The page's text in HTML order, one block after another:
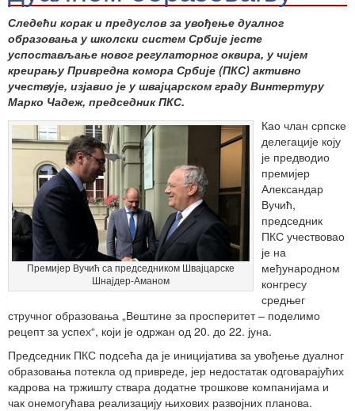
Следећи корак и предуслов за увођење дуалног
образовања у школски систем Србије јесте
успостављање новог регулаторног оквира, у чијем
креирању Привредна комора Србије (ПКС) активно
учествује, изјавио је у швајцарском граду Винтертуру
Марко Чадеж, председник ПКС.
Премијер Вучић са председником Швајцарске
Шнајдер-Аманом
Као члан српске
делегације коју
је предводио
премијер
Александар
Вучић,
председник
ПКС учествовао
је на
међународном
конгресу
средњег
стручног образовања „Вештине за просперитет – поделимо
рецепт за успех“, који је одржан од 20. до 22. јуна.
Председник ПКС подсећа да је иницијатива за увођење дуалног
образовања потекла од привреде, јер недостатак одговарајућих
кадрова на тржишту ствара додатне трошкове компанијама и
чак онемогућава реализацију њихових развојних планова.